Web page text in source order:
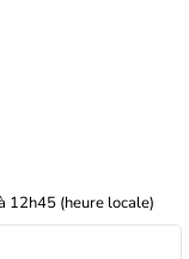
12h45 (heure locale)